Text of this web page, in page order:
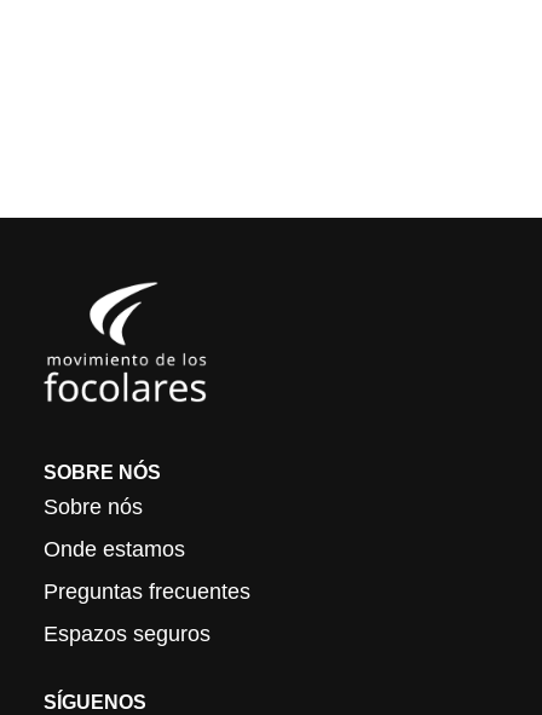
SOBRE NÓS
Sobre nós
Onde estamos
Preguntas frecuentes
Espazos seguros
SÍGUENOS